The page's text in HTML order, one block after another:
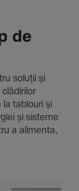
de
soluții și
la tablouri și
și sisteme
a alimenta,